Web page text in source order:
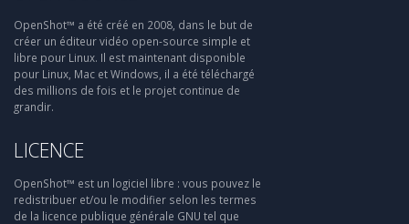
OpenShot™ a été créé en 2008, dans le but de
créer un éditeur vidéo open-source simple et
libre pour Linux. Il est maintenant disponible
pour Linux, Mac et Windows, il a été téléchargé
des millions de fois et le projet continue de
grandir.
LICENCE
OpenShot™ est un logiciel libre : vous pouvez le
redistribuer et/ou le modifier selon les termes
de la licence publique générale GNU tel que